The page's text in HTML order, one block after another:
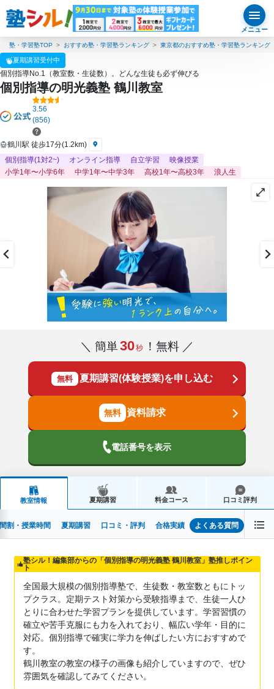
メニュー
塾・学習塾TOP おすすめ塾・学習塾ランキング 東京都のおすすめ塾・学習塾ランキング
夏期講習受付中
個別指導No.1（教室数・生徒数）。どんな生徒も必ず伸びる
個別指導の明光義塾 鶴川教室
3.56
(856)
鶴川駅 徒歩17分(1.2km)
個別指導(1対2~)
オンライン指導 自立学習
映像授業
小学1年〜小学6年
中学1年〜中学3年 高校1年〜高校3年 浪人生
＼ 簡単30秒 ！無料 ／
無料 夏期講習(体験授業)を申し込む
資料請求
電話番号を表示
教室情報 夏期講習 料金コース 口コミ評判
割・授業時間 夏期講習 口コミ・評判 合格実績 よくある質問
塾シル！編集部からの「個別指導の明光義塾 鶴川教室」塾推しポイン
ト
全国最大規模の個別指導塾で、生徒数・教室数ともにトッ
プクラス。定期テスト対策から受験指導まで、生徒一人ひ
とりに合わせた学習プランを提供しています。学習習慣の
確立や苦手克服にも力を入れており、幅広い学年・目的に
対応。個別指導で確実に学力を伸ばしたい方におすすめで
す。
鶴川教室の教室の様子の画像も紹介していますので、ぜひ
雰囲気を確認してみてください。